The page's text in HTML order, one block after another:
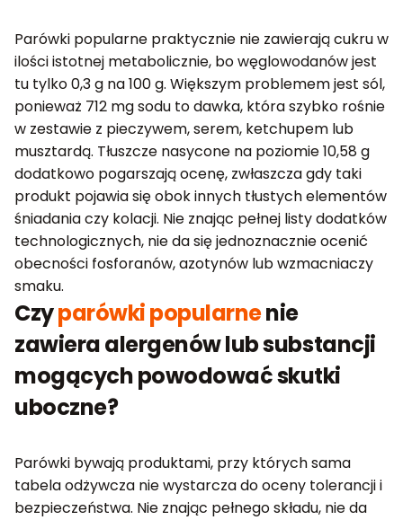
Parówki popularne praktycznie nie zawierają cukru w
ilości istotnej metabolicznie, bo węglowodanów jest
tu tylko 0,3 g na 100 g. Większym problemem jest sól,
ponieważ 712 mg sodu to dawka, która szybko rośnie
w zestawie z pieczywem, serem, ketchupem lub
musztardą. Tłuszcze nasycone na poziomie 10,58 g
dodatkowo pogarszają ocenę, zwłaszcza gdy taki
produkt pojawia się obok innych tłustych elementów
śniadania czy kolacji. Nie znając pełnej listy dodatków
technologicznych, nie da się jednoznacznie ocenić
obecności fosforanów, azotynów lub wzmacniaczy
smaku.
Czyparówki popularnenie
zawiera alergenów lub substancji
mogących powodować skutki
uboczne?
Parówki bywają produktami, przy których sama
tabela odżywcza nie wystarcza do oceny tolerancji i
bezpieczeństwa. Nie znając pełnego składu, nie da